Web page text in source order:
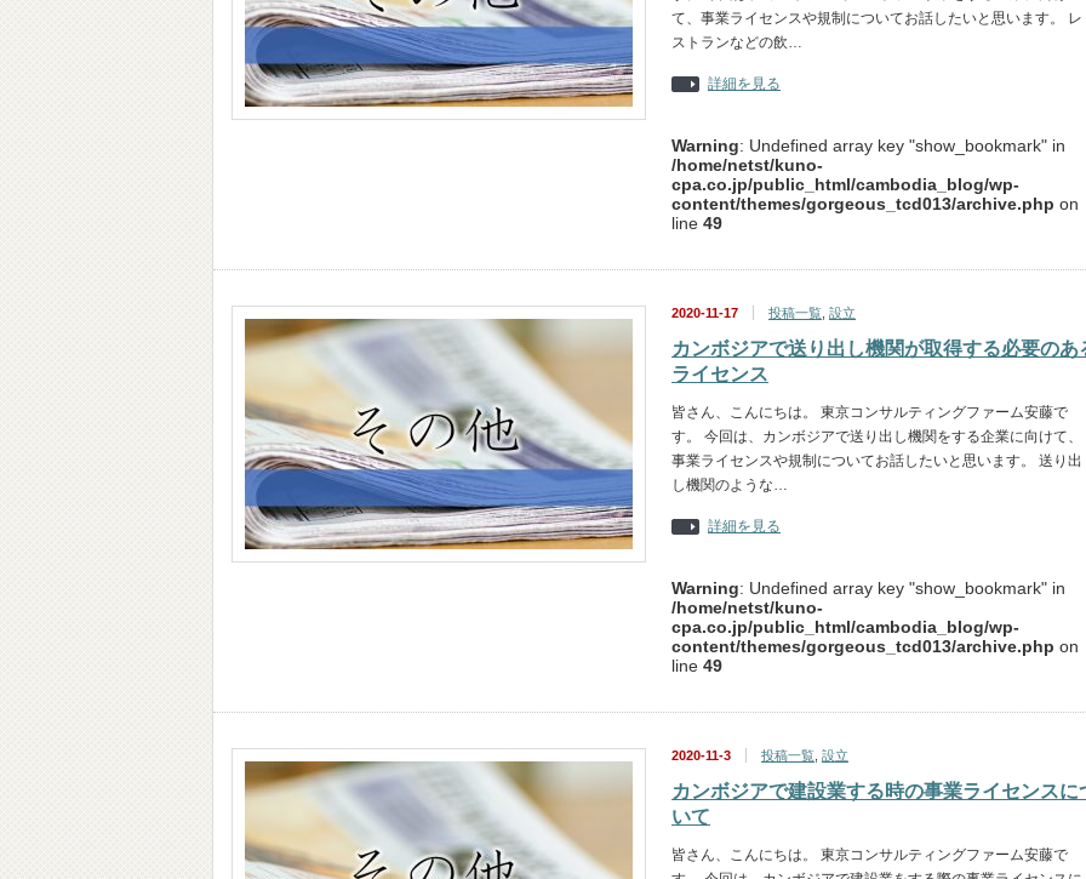
て、事業ライセンスや規制についてお話したいと思います。 レ
ストランなどの飲…
詳細を見る
Warning: Undefined array key "show_bookmark" in
/home/netst/kuno-
cpa.co.jp/public_html/cambodia_blog/wp-
content/themes/gorgeous_tcd013/archive.php on
line 49
2020-11-17 投稿一覧 設立
カンボジアで送り出し機関が取得する必要のあ
ライセンス
皆さん、こんにちは。 東京コンサルティングファーム安藤で
す。 今回は、カンボジアで送り出し機関をする企業に向けて、
事業ライセンスや規制についてお話したいと思います。 送り出
し機関のような…
詳細を見る
Warning: Undefined array key "show_bookmark" in
/home/netst/kuno-
cpa.co.jp/public_html/cambodia_blog/wp-
content/themes/gorgeous_tcd013/archive.php on
line 49
2020-11-3 投稿一覧 設立
カンボジアで建設業する時の事業ライセンスに
いて
皆さん、こんにちは。 東京コンサルティングファーム安藤で